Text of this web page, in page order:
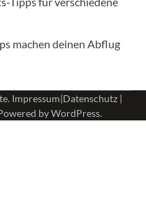
machen deinen Abflug
. Impressum|Datenschutz |
byWordPress.